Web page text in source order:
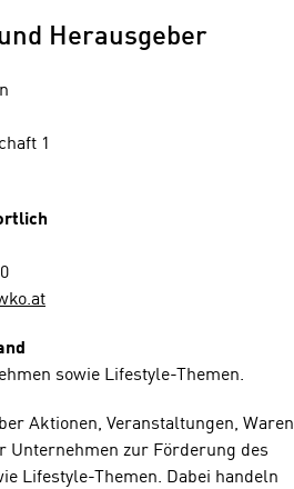
Herausgeber
1
sowie Lifestyle-Themen.
Aktionen, Veranstaltungen, Waren
Unternehmen zur Förderung des
Lifestyle-Themen. Dabei handeln